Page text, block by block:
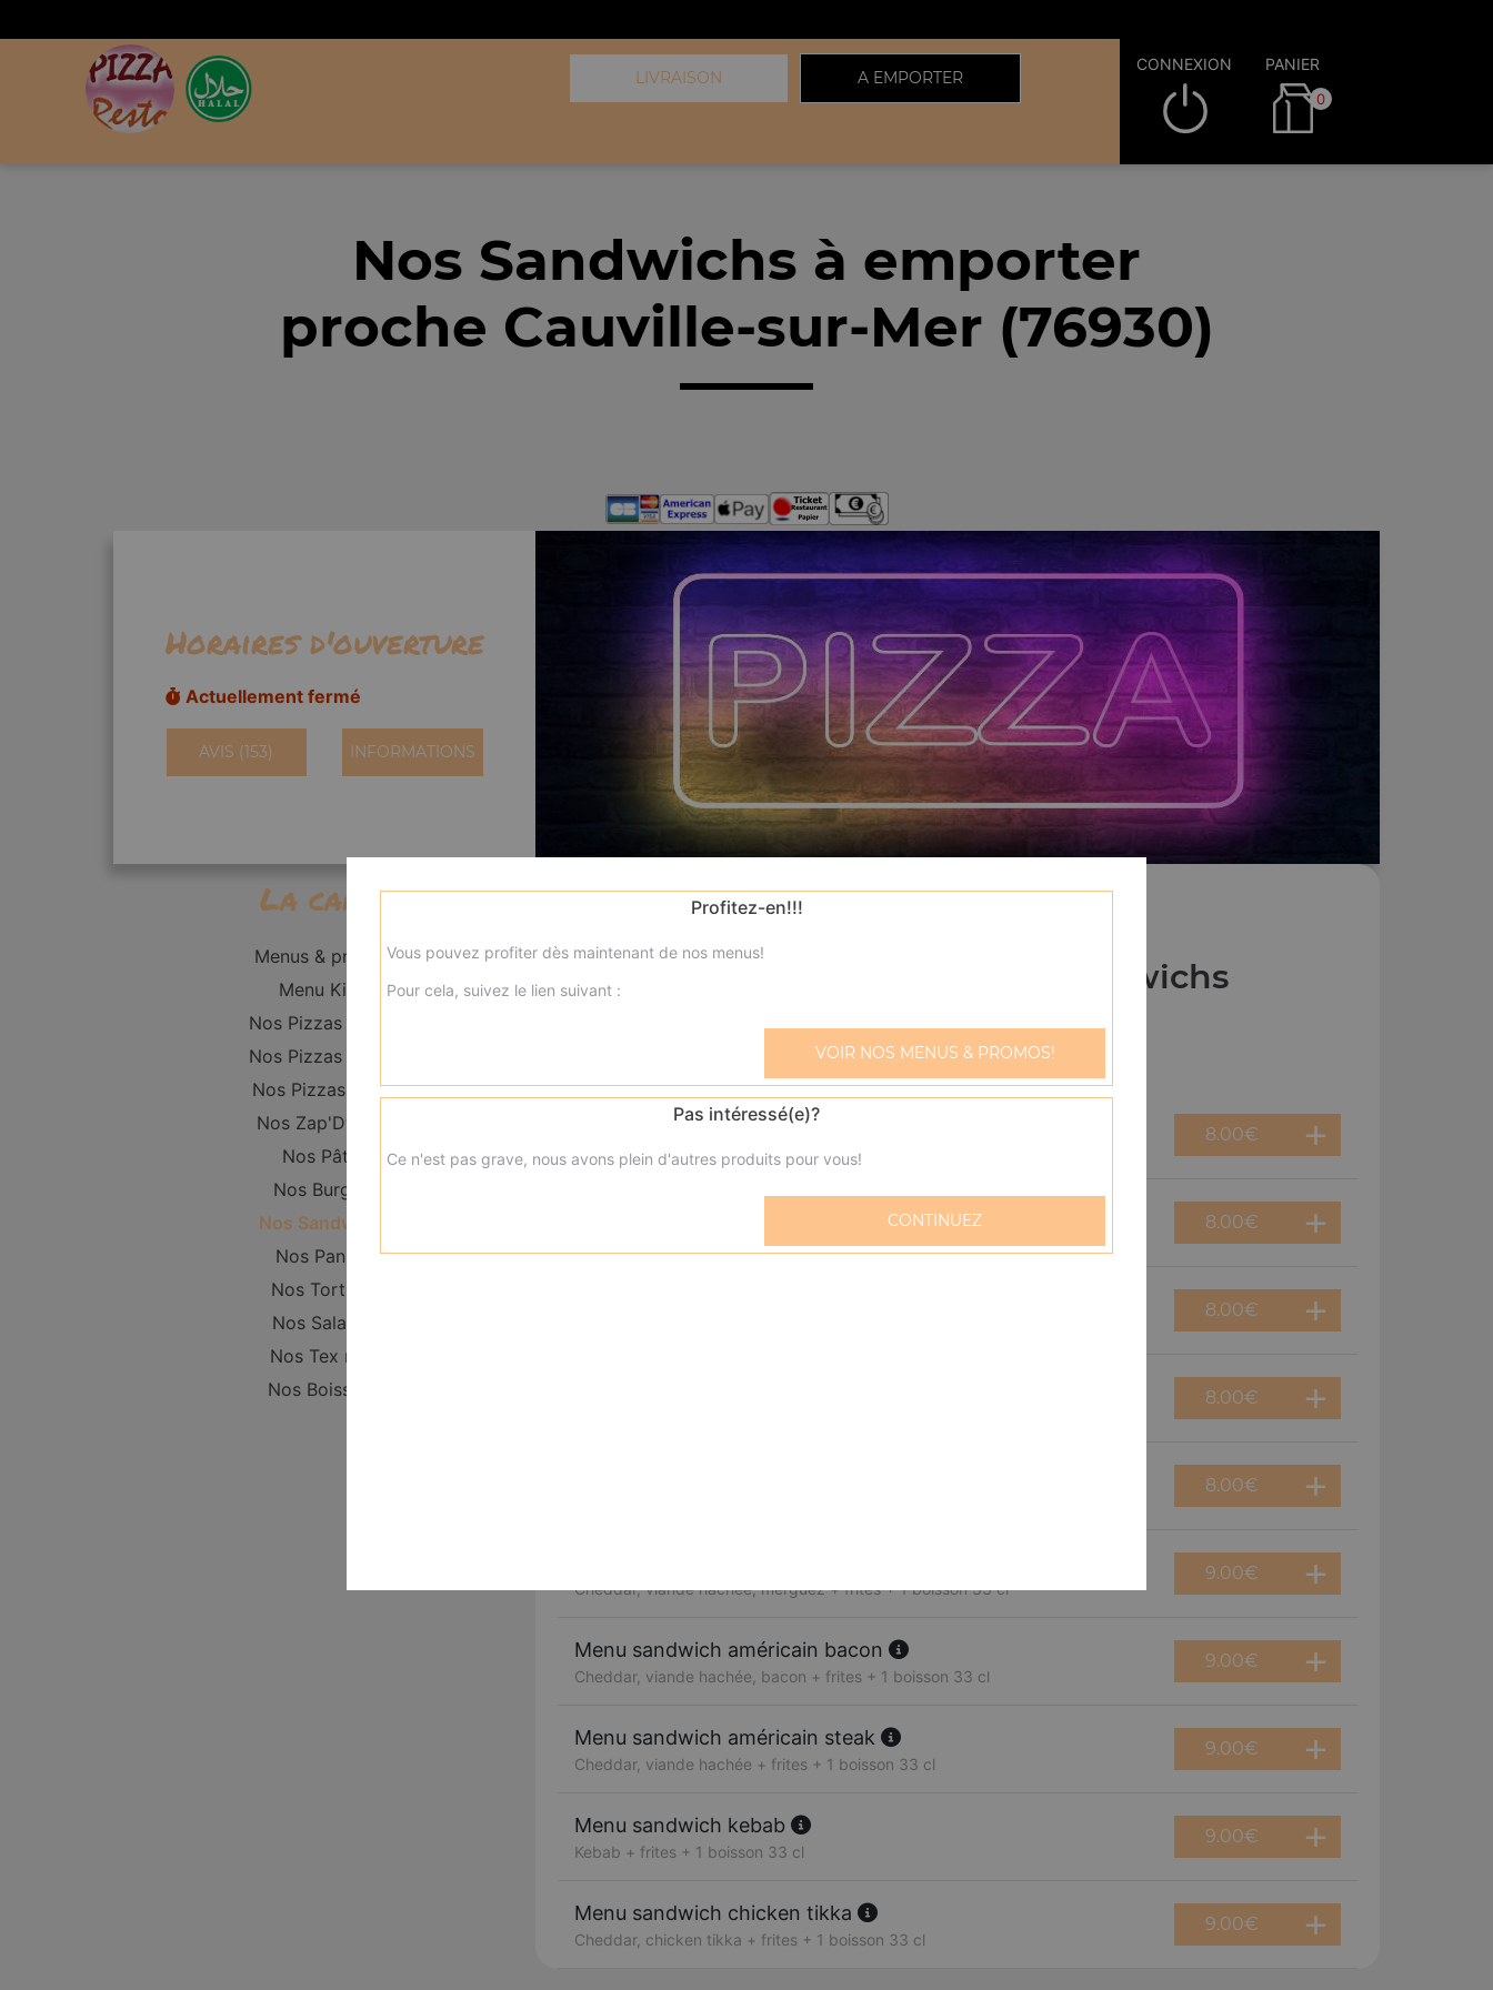
LIVRAISON A EMPORTER
CONNEXION PANIER
0
Nos Sandwichs à emporter
proche Cauville-sur-Mer (76930)
Horaires d'ouverture
Actuellement fermé
AVIS (153) INFORMATIONS
La carte
Menus & promos
Menu Kid's
Nos Pizzas Junior
Nos Pizzas Senior
Nos Pizzas Méga
Nos Zap'Dwichs
Nos Pâtes
Nos Burgers
Nos Sandwichs
Nos Paninis
Nos Tortillas
Nos Salades
Nos Tex mex
Nos Boissons
Nos Sandwichs
Sandwich américain merguez
Cheddar, viande hachée, merguez
8.00€
8.00€
8.00€
8.00€
8.00€
Cheddar, viande hachée, merguez + frites + 1 boisson 33 cl
9.00€
Menu sandwich américain bacon
Cheddar, viande hachée, bacon + frites + 1 boisson 33 cl
9.00€
Menu sandwich américain steak
Cheddar, viande hachée + frites + 1 boisson 33 cl
9.00€
Menu sandwich kebab
Kebab + frites + 1 boisson 33 cl
9.00€
Menu sandwich chicken tikka
Cheddar, chicken tikka + frites + 1 boisson 33 cl
9.00€
Profitez-en!!!
Vous pouvez profiter dès maintenant de nos menus!
Pour cela, suivez le lien suivant :
VOIR NOS MENUS & PROMOS!
Pas intéressé(e)?
Ce n'est pas grave, nous avons plein d'autres produits pour vous!
CONTINUEZ